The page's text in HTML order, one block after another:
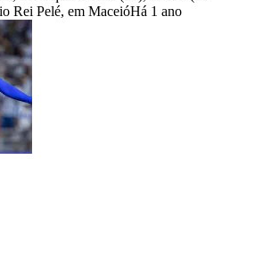
Rei Pelé, em MaceióHá 1 ano